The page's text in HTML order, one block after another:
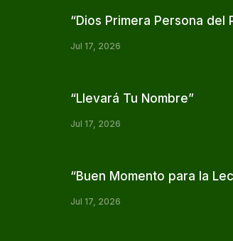
“Dios Primera Persona del
Jul 17, 2026
“Llevará Tu Nombre”
Jul 17, 2026
“Buen Momento para la
Jul 17, 2026